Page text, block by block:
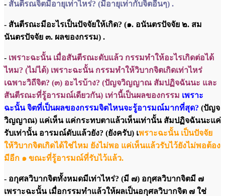
- สันตีรณจิตมีอายุเท่าไหร่? (มีอายุเท่ากับจิตอื่นๆ) .
- สันตีรณะมีอะไรเป็นปัจจัยให้เกิด? (๑. อนันตรปัจจัย ๒. สม
นันตรปัจจัย ๓. ผลของกรรม) .
- เพราะฉะนั้น เมื่อสันตีรณะดับแล้ว กรรมทำให้อะไรเกิดต่อได้
ไหม? (ไม่ได้) เพราะฉะนั้น กรรมทำให้วิบากจิตเกิดเท่าไหร่
เฉพาะวิถีจิต? (๓) อะไรบ้าง? (ปัญจวิญญาณ สัมปฏิจฉันนะ และ
สันตีรณะที่รู้อารมณ์เดียวกัน) เท่านี้เป็นผลของกรรม เพราะ
ฉะนั้น จิตที่เป็นผลของกรรมจิตไหนจะรู้อารมณ์มากที่สุด? (ปัญจ
วิญญาณ) แค่เห็น แค่กระทบตาแล้วเห็นเท่านั้น สัมปฏิจฉันนะแค่
รับเท่านั้น อารมณ์ดับแล้วยัง? (ยังครับ) เพราะฉะนั้น เป็นปัจจัย
ให้วิบากจิตเกิดได้ใช่ไหม ยังไม่พอ แค่เห็นแล้วรับไว้ยังไม่พอต้อง
มีอีก ๑ ขณะที่รู้อารมณ์ที่รับไว้แล้ว.
- อกุศลวิบากจิตทั้งหมดมีเท่าไหร่? (มี ๗) อกุศลวิบากจิตมี ๗
เพราะฉะนั้น เมื่อกรรมทำแล้วให้ผลเป็นอกุศลวิบากจิต ๗ ใช่